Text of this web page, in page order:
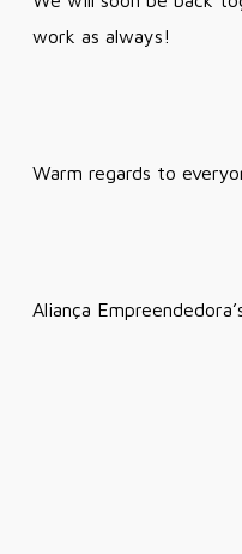
work as always!
Warm regards to
Aliança